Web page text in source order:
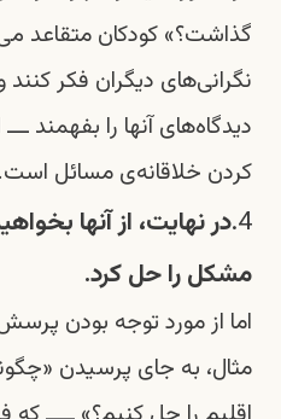
گذاشت؟» کودکان متقاعد
نگرانی‌های دیگران فکر
دیدگاه‌های آنها را بفهمند
کردن خلاقانه‌ی مسائل است.
4.در نهایت، از آنها
مشکل را حل کرد.
اما از مورد توجه بودن
مثال، به جای پرسیدن